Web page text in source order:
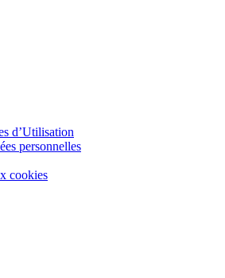
d’Utilisation
personnelles
cookies